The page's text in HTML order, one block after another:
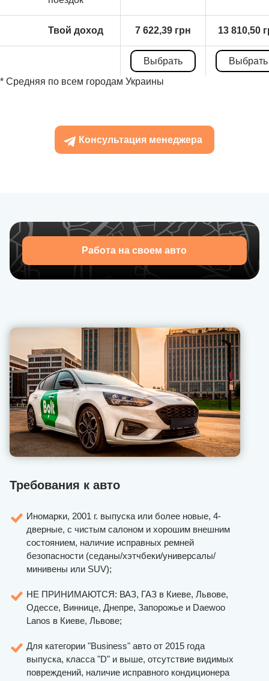
Твой доход 7 622,39 грн 13 810,50
Выбрать
Выбрать
* Средняя по всем городам Украины
Консультация менеджера
Работа на своем авто
Требования к авто
Иномарки, 2001 г. выпуска или более новые, 4-
дверные, с чистым салоном и хорошим внешним
состоянием, наличие исправных ремней
безопасности (седаны/хэтчбеки/универсалы/
минивены или SUV);
НЕ ПРИНИМАЮТСЯ: ВАЗ, ГАЗ в Киеве, Львове,
Одессе, Виннице, Днепре, Запорожье и Daewoo
Lanos в Киеве, Львове;
Для категории "Business" авто от 2015 года
выпуска, класса "D" и выше, отсутствие видимых
повреждений, наличие исправного кондиционера